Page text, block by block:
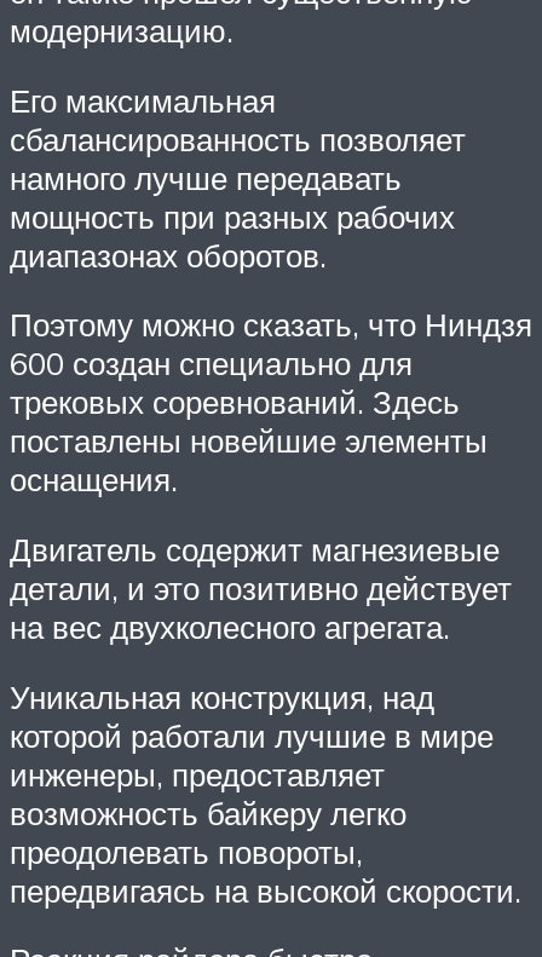
модернизацию.
Его максимальная
сбалансированность позволяет
намного лучше передавать
мощность при разных рабочих
диапазонах оборотов.
Поэтому можно сказать, что Ниндзя
600 создан специально для
трековых соревнований. Здесь
поставлены новейшие элементы
оснащения.
Двигатель содержит магнезиевые
детали, и это позитивно действует
на вес двухколесного агрегата.
Уникальная конструкция, над
которой работали лучшие в мире
инженеры, предоставляет
возможность байкеру легко
преодолевать повороты,
передвигаясь на высокой скорости.